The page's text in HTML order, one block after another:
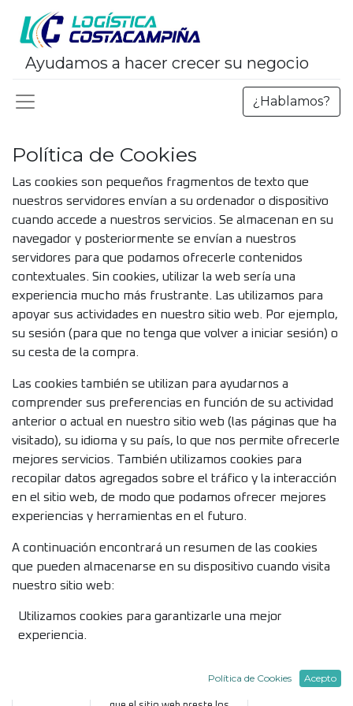
Ayudamos a hacer crecer su negocio
¿Hablamos?
Política de Cookies
Las cookies son pequeños fragmentos de texto que
nuestros servidores envían a su ordenador o dispositivo
cuando accede a nuestros servicios. Se almacenan en su
navegador y posteriormente se envían a nuestros
servidores para que podamos ofrecerle contenidos
contextuales. Sin cookies, utilizar la web sería una
experiencia mucho más frustrante. Las utilizamos para
apoyar sus actividades en nuestro sitio web. Por ejemplo,
su sesión (para que no tenga que volver a iniciar sesión) o
su cesta de la compra.
Las cookies también se utilizan para ayudarnos a
comprender sus preferencias en función de su actividad
anterior o actual en nuestro sitio web (las páginas que ha
visitado), su idioma y su país, lo que nos permite ofrecerle
mejores servicios. También utilizamos cookies para
recopilar datos agregados sobre el tráfico y la interacción
en el sitio web, de modo que podamos ofrecer mejores
experiencias y herramientas en el futuro.
A continuación encontrará un resumen de las cookies
que pueden almacenarse en su dispositivo cuando visita
nuestro sitio web:
de Cookie
Autenticar a los usuarios,
id de sesión
Archivo
Utilizamos cookies para garantizarle una mejor
experiencia.
Política de Cookies Acepto